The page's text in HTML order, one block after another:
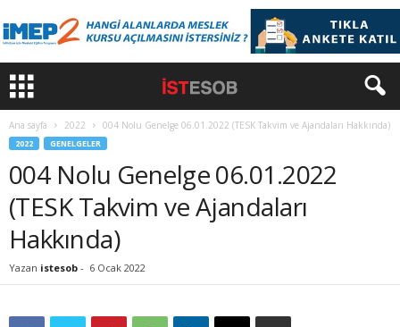
Ana sayfa 2022 004 Nolu Genelge 06.01.2022 (TESK Takvim ve Ajandaları Hakkında)
2022 GENELGELER
004 Nolu Genelge 06.01.2022
(TESK Takvim ve Ajandaları
Hakkında)
Yazan istesob - 6 Ocak 2022